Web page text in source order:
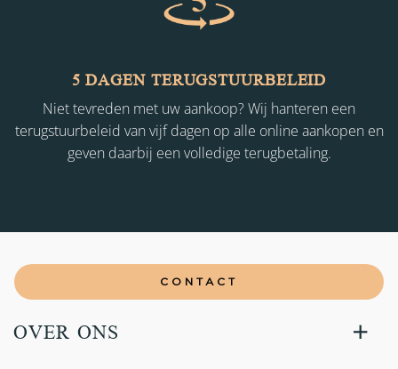
5 DAGEN TERUGSTUURBELEID
Niet tevreden met uw aankoop? Wij hanteren een
terugstuurbeleid van vijf dagen op alle online aankopen en
geven daarbij een volledige terugbetaling.
CONTACT
OVER ONS